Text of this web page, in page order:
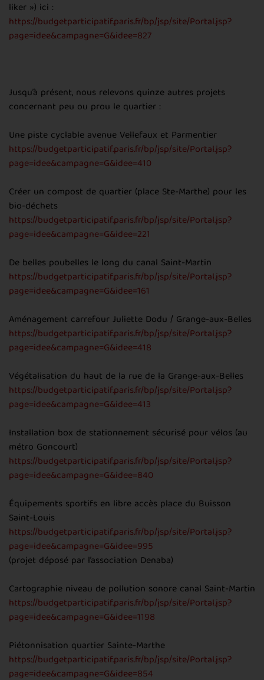
liker ») ici :
https://budgetparticipatif.paris.fr/bp/jsp/site/Portal.jsp?
page=idee&campagne=G&idee=827
Jusqu’à présent, nous relevons quinze autres projets
concernant peu ou prou le quartier :
Une piste cyclable avenue Vellefaux et Parmentier
https://budgetparticipatif.paris.fr/bp/jsp/site/Portal.jsp?
page=idee&campagne=G&idee=410
Créer un compost de quartier (place Ste-Marthe) pour les
bio-déchets
https://budgetparticipatif.paris.fr/bp/jsp/site/Portal.jsp?
page=idee&campagne=G&idee=221
De belles poubelles le long du canal Saint-Martin
https://budgetparticipatif.paris.fr/bp/jsp/site/Portal.jsp?
page=idee&campagne=G&idee=161
Aménagement carrefour Juliette Dodu / Grange-aux-Belles
https://budgetparticipatif.paris.fr/bp/jsp/site/Portal.jsp?
page=idee&campagne=G&idee=418
Végétalisation du haut de la rue de la Grange-aux-Belles
https://budgetparticipatif.paris.fr/bp/jsp/site/Portal.jsp?
page=idee&campagne=G&idee=413
Installation box de stationnement sécurisé pour vélos (au
métro Goncourt)
https://budgetparticipatif.paris.fr/bp/jsp/site/Portal.jsp?
page=idee&campagne=G&idee=840
Équipements sportifs en libre accès place du Buisson
Saint-Louis
https://budgetparticipatif.paris.fr/bp/jsp/site/Portal.jsp?
page=idee&campagne=G&idee=995
(projet déposé par l’association Denaba)
Cartographie niveau de pollution sonore canal Saint-Martin
https://budgetparticipatif.paris.fr/bp/jsp/site/Portal.jsp?
page=idee&campagne=G&idee=1198
Piétonnisation quartier Sainte-Marthe
https://budgetparticipatif.paris.fr/bp/jsp/site/Portal.jsp?
page=idee&campagne=G&idee=854